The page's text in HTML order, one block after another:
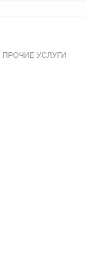
ПРОЧИЕ УСЛУГИ